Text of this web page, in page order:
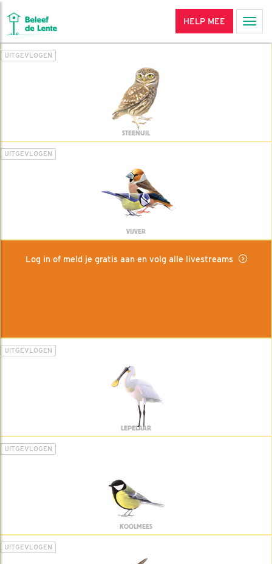
HELP MEE
UITGEVLOGEN
STEENUIL
UITGEVLOGEN
VIJVER
Log in of meld je gratis aan en volg alle livestreams
UITGEVLOGEN
LEPELAAR
UITGEVLOGEN
KOOLMEES
UITGEVLOGEN